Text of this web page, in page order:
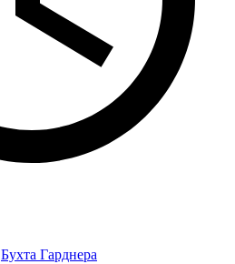
Бухта Гарднера